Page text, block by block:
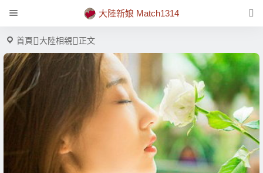
大陸新娘 Match1314
首頁 大陸相親 正文